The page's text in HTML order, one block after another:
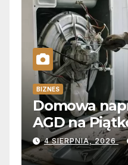
BIZNES
Domowa
AGD na
Niezawodne
usterek
4 SIERPNIA, 2026